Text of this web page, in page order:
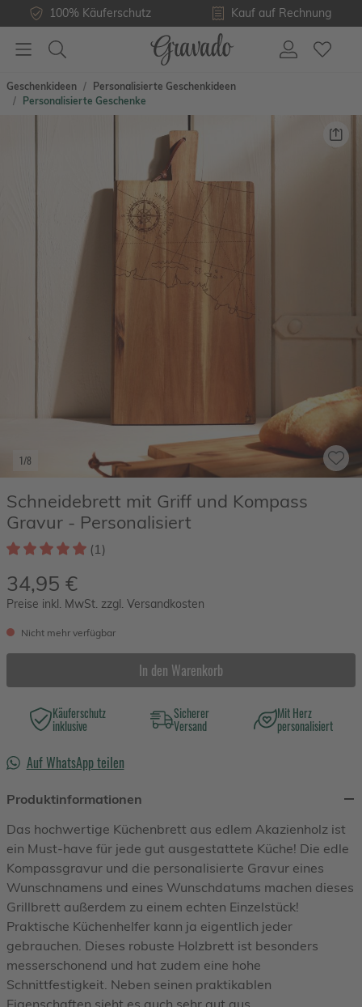
100% Käuferschutz Kauf auf Rechnung
Geschenkideen
Personalisierte Geschenkideen
Personalisierte Geschenke
1/8
Schneidebrett mit Griff und Kompass
Gravur - Personalisiert
(1)
34,95 €
Preise inkl. MwSt. zzgl. Versandkosten
Nicht mehr verfügbar
In den Warenkorb
Käuferschutz
inklusive
Sicherer
Versand
Mit Herz
personalisiert
Auf WhatsApp teilen
Produktinformationen
Das hochwertige Küchenbrett aus edlem Akazienholz ist
ein Must-have für jede gut ausgestattete Küche! Die edle
Kompassgravur und die personalisierte Gravur eines
Wunschnamens und eines Wunschdatums machen dieses
Grillbrett außerdem zu einem echten Einzelstück!
Praktische Küchenhelfer kann ja eigentlich jeder
gebrauchen. Dieses robuste Holzbrett ist besonders
messerschonend und hat zudem eine hohe
Schnittfestigkeit. Neben seinen praktikablen